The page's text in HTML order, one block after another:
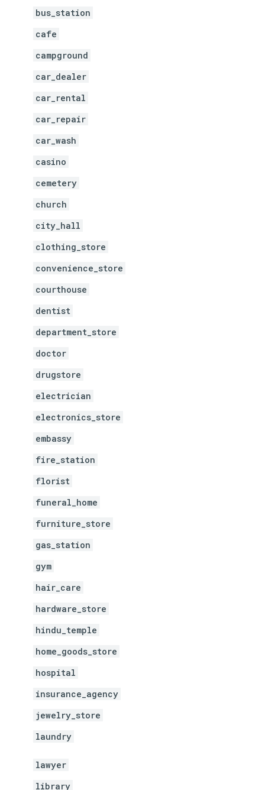
bus_station
cafe
campground
car_dealer
car_rental
car_repair
car_wash
casino
cemetery
church
city_hall
clothing_store
convenience_store
courthouse
dentist
department_store
doctor
drugstore
electrician
electronics_store
embassy
fire_station
florist
funeral_home
furniture_store
gas_station
gym
hair_care
hardware_store
hindu_temple
home_goods_store
hospital
insurance_agency
jewelry_store
laundry
lawyer
library